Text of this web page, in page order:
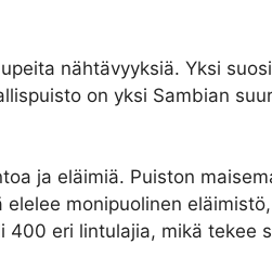
nähtävyyksiä. Yksi
on yksi Sambian
ja eläimiä. Puiston
monipuolinen
400 eri lintulajia, mikä tekee